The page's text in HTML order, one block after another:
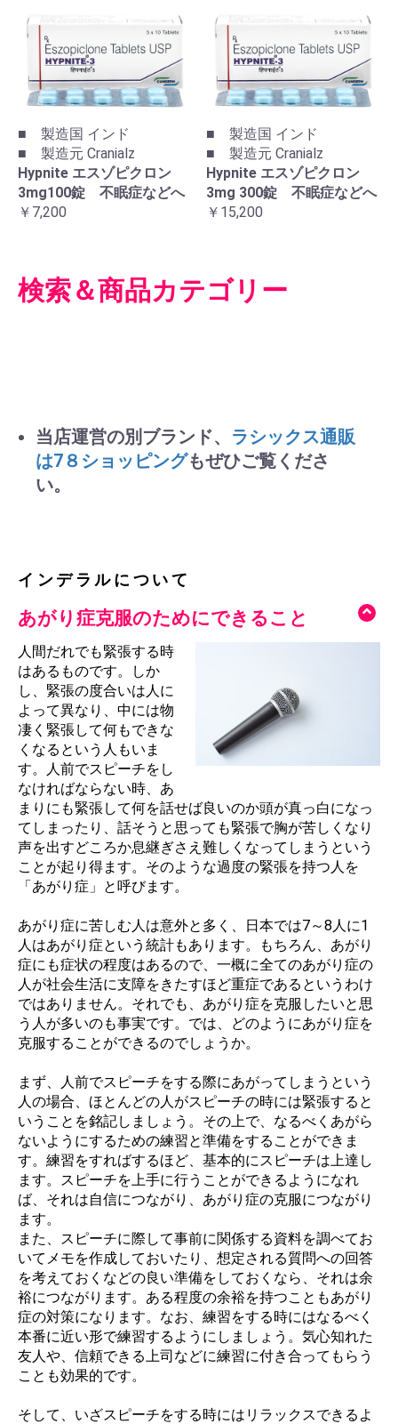
■ 製造国 インド
■ 製造元 Cranialz
Hypnite エスゾピクロン
3mg100錠 不眠症などへ
￥7,200
■ 製造国 インド
■ 製造元 Cranialz
Hypnite エスゾピクロン
3mg 300錠 不眠症などへ
￥15,200
検索＆商品カテゴリー
当店運営の別ブランド、 ラシックス通販
は7８ショッピングもぜひご覧くださ
い。
インデラルについて
あがり症克服のためにできること
人間だれでも緊張する時
はあるものです。しか
し、緊張の度合いは人に
よって異なり、中には物
凄く緊張して何もできな
くなるという人もいま
す。人前でスピーチをし
なければならない時、あ
まりにも緊張して何を話せば良いのか頭が真っ白になっ
てしまったり、話そうと思っても緊張で胸が苦しくなり
声を出すどころか息継ぎさえ難しくなってしまうという
ことが起り得ます。そのような過度の緊張を持つ人を
「あがり症」と呼びます。
あがり症に苦しむ人は意外と多く、日本では7～8人に1
人はあがり症という統計もあります。もちろん、あがり
症にも症状の程度はあるので、一概に全てのあがり症の
人が社会生活に支障をきたすほど重症であるというわけ
ではありません。それでも、あがり症を克服したいと思
う人が多いのも事実です。では、どのようにあがり症を
克服することができるのでしょうか。
まず、人前でスピーチをする際にあがってしまうという
人の場合、ほとんどの人がスピーチの時には緊張すると
いうことを銘記しましょう。その上で、なるべくあがら
ないようにするための練習と準備をすることができま
す。練習をすればするほど、基本的にスピーチは上達し
ます。スピーチを上手に行うことができるようになれ
ば、それは自信につながり、あがり症の克服につながり
ます。
また、スピーチに際して事前に関係する資料を調べてお
いてメモを作成しておいたり、想定される質問への回答
を考えておくなどの良い準備をしておくなら、それは余
裕につながります。ある程度の余裕を持つこともあがり
症の対策になります。なお、練習をする時にはなるべく
本番に近い形で練習するようにしましょう。気心知れた
友人や、信頼できる上司などに練習に付き合ってもらう
ことも効果的です。
そして、いざスピーチをする時にはリラックスできるよ